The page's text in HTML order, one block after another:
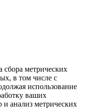
сбора метрических
в том числе с
использование
ваших
анализ метрических